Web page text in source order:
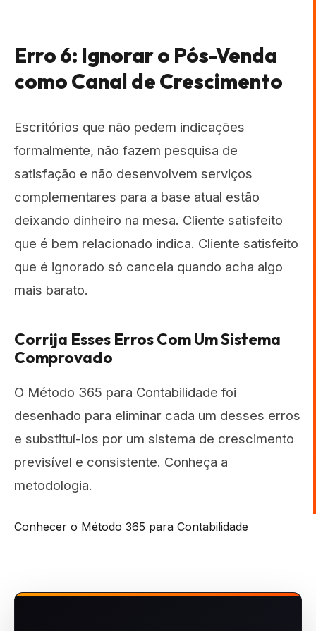
Erro 6: Ignorar o Pós-Venda
como Canal de Crescimento
Escritórios que não pedem indicações
formalmente, não fazem pesquisa de
satisfação e não desenvolvem serviços
complementares para a base atual estão
deixando dinheiro na mesa. Cliente satisfeito
que é bem relacionado indica. Cliente satisfeito
que é ignorado só cancela quando acha algo
mais barato.
Corrija Esses Erros Com Um Sistema
Comprovado
O Método 365 para Contabilidade foi
desenhado para eliminar cada um desses erros
e substituí-los por um sistema de crescimento
previsível e consistente. Conheça a
metodologia.
Conhecer o Método 365 para Contabilidade